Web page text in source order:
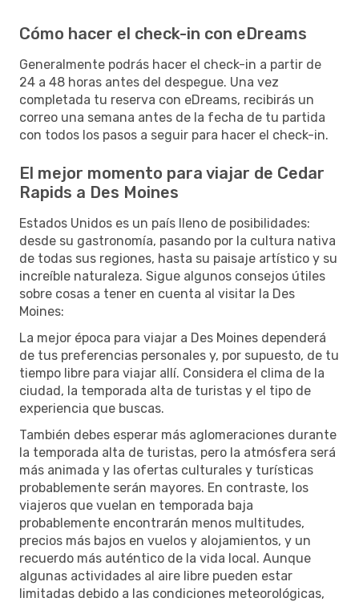
Cómo hacer el check-in con eDreams
Generalmente podrás hacer el check-in a partir de
24 a 48 horas antes del despegue. Una vez
completada tu reserva con eDreams, recibirás un
correo una semana antes de la fecha de tu partida
con todos los pasos a seguir para hacer el check-in.
El mejor momento para viajar de Cedar
Rapids a Des Moines
Estados Unidos es un país lleno de posibilidades:
desde su gastronomía, pasando por la cultura nativa
de todas sus regiones, hasta su paisaje artístico y su
increíble naturaleza. Sigue algunos consejos útiles
sobre cosas a tener en cuenta al visitar la Des
Moines:
La mejor época para viajar a Des Moines dependerá
de tus preferencias personales y, por supuesto, de tu
tiempo libre para viajar allí. Considera el clima de la
ciudad, la temporada alta de turistas y el tipo de
experiencia que buscas.
También debes esperar más aglomeraciones durante
la temporada alta de turistas, pero la atmósfera será
más animada y las ofertas culturales y turísticas
probablemente serán mayores. En contraste, los
viajeros que vuelan en temporada baja
probablemente encontrarán menos multitudes,
precios más bajos en vuelos y alojamientos, y un
recuerdo más auténtico de la vida local. Aunque
algunas actividades al aire libre pueden estar
limitadas debido a las condiciones meteorológicas,